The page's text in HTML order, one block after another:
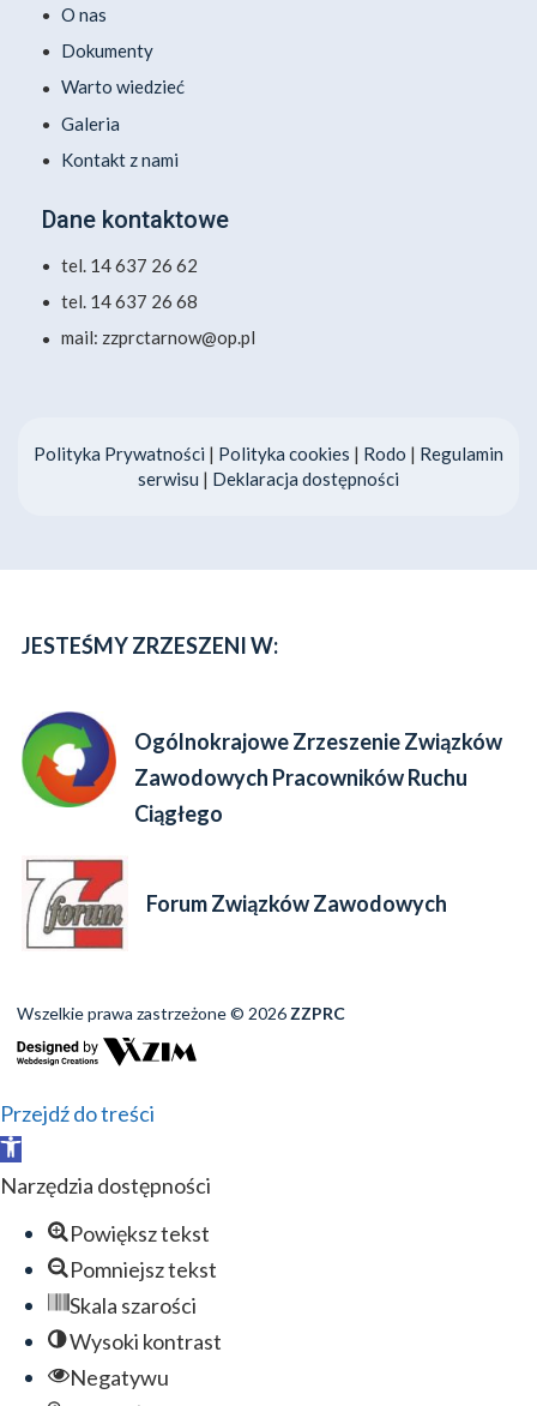
O nas
Dokumenty
Warto wiedzieć
Galeria
Kontakt z nami
Dane kontaktowe
tel. 14 637 26 62
tel. 14 637 26 68
mail: zzprctarnow@op.pl
Polityka Prywatności | Polityka cookies | Rodo | Regulamin
serwisu | Deklaracja dostępności
JESTEŚMY ZRZESZENI W:
Ogólnokrajowe Zrzeszenie Związków
Zawodowych Pracowników Ruchu
Ciągłego
Forum Związków Zawodowych
Wszelkie prawa zastrzeżone © 2026 ZZPRC
Przejdź do treści
Otwórz
pasek
narzędzi
Narzędzia dostępności
Powiększ tekst
Pomniejsz tekst
Skala szarości
Wysoki kontrast
Negatywu